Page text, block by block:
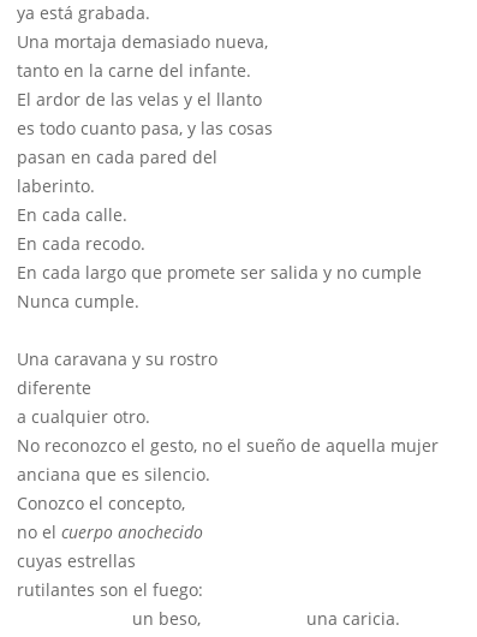
ya está grabada.
Una mortaja demasiado nueva,
tanto en la carne del infante.
El ardor de las velas y el llanto
es todo cuanto pasa, y las cosas
pasan en cada pared del
laberinto.
En cada calle.
En cada recodo.
En cada largo que promete ser salida y no cumple
Nunca cumple.
Una caravana y su rostro
diferente
a cualquier otro.
No reconozco el gesto, no el sueño de aquella mujer
anciana que es silencio.
Conozco el concepto,
no el cuerpo anochecido
cuyas estrellas
rutilantes son el fuego:
un beso, una caricia.